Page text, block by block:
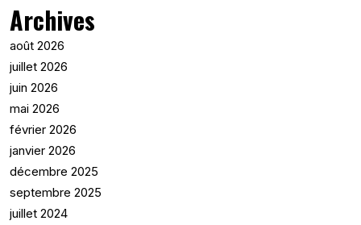
Archives
août 2026
juillet 2026
juin 2026
mai 2026
février 2026
janvier 2026
décembre 2025
septembre 2025
juillet 2024